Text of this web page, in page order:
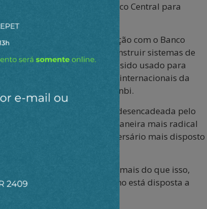
sido transferidas pelo Banco Central para
cambial, em coordenação com o Banco
a China começou a construir sistemas de
pelo Ocidente, que têm sido usado para
do renminbi em transações internacionais da
em rublos e renminbi.
enfrentar a tempestade desencadeada pelo
com tudo, usando de maneira mais radical
contudo, um adversário mais disposto
com grande eficácia e, mais do que isso,
Não só conhece, como está disposta a
de outros países.